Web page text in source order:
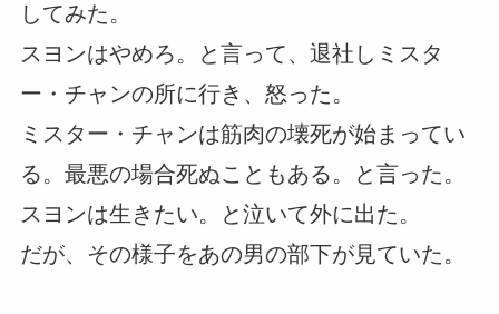
してみた。
スヨンはやめろ。と言って、退社しミスタ
ー・チャンの所に行き、怒った。
ミスター・チャンは筋肉の壊死が始まってい
る。最悪の場合死ぬこともある。と言った。
スヨンは生きたい。と泣いて外に出た。
だが、その様子をあの男の部下が見ていた。